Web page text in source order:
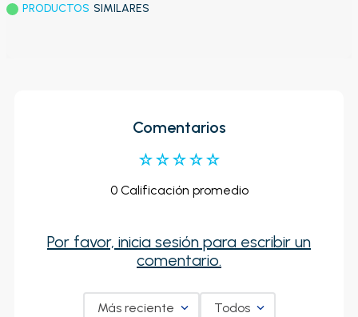
PRODUCTOS SIMILARES
Comentarios
☆☆☆☆☆
0 Calificación promedio
Por favor, inicia sesión para escribir un
comentario.
Más reciente Todos